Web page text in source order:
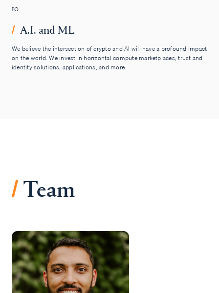
10
/ A.I. and ML
We believe the intersection of crypto and AI will have a profound impact
on the world. We invest in horizontal compute marketplaces, trust and
identity solutions, applications, and more.
/ Team